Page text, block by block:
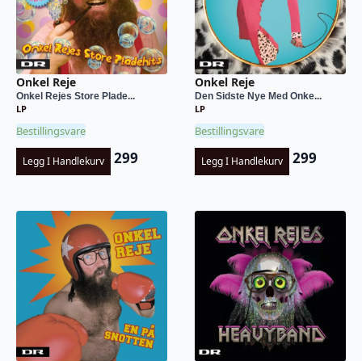
Onkel Reje
Onkel Rejes Store Plade...
LP
Bestillingsvare
Legg I Handlekurv 299
Onkel Reje
Den Sidste Nye Med Onke...
LP
Bestillingsvare
Legg I Handlekurv 299